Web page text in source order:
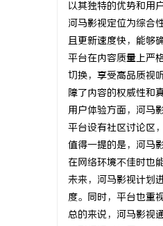
以其独特的优势和用
河马影视定位为综合
且更新速度快，能够
平台在内容质量上严
切换，享受高品质视
障了内容的权威性和
用户体验方面，河马
平台设有社区讨论区
值得一提的是，河马
在网络环境不佳时也
未来，河马影视计划
度。同时，平台也重
总的来说，河马影视